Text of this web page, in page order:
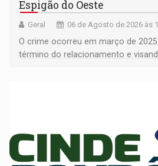
Espigão do Oeste
Geral 06 de Agosto de 2026 às
O crime ocorreu em março de
término do relacionamento e